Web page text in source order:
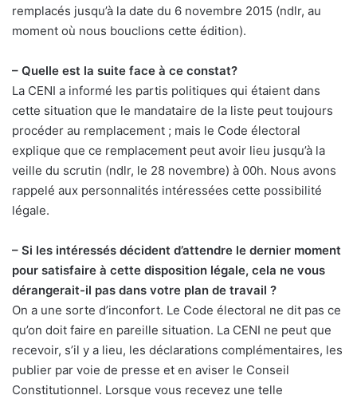
remplacés jusqu’à la date du 6 novembre 2015 (ndlr, au
moment où nous bouclions cette édition).
– Quelle est la suite face à ce constat?
La CENI a informé les partis politiques qui étaient dans
cette situation que le mandataire de la liste peut toujours
procéder au remplacement ; mais le Code électoral
explique que ce remplacement peut avoir lieu jusqu’à la
veille du scrutin (ndlr, le 28 novembre) à 00h. Nous avons
rappelé aux personnalités intéressées cette possibilité
légale.
– Si les intéressés décident d’attendre le dernier moment
pour satisfaire à cette disposition légale, cela ne vous
dérangerait-il pas dans votre plan de travail ?
On a une sorte d’inconfort. Le Code électoral ne dit pas ce
qu’on doit faire en pareille situation. La CENI ne peut que
recevoir, s’il y a lieu, les déclarations complémentaires, les
publier par voie de presse et en aviser le Conseil
Constitutionnel. Lorsque vous recevez une telle